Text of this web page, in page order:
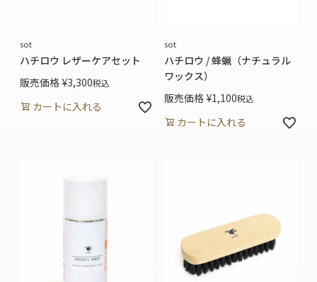
sot
ハチロウ レザーケアセット
販売価格 ¥3,300税込
カートに入れる
sot
ハチロウ / 蜂蝋（ナチュラル
ワックス）
販売価格 ¥1,100税込
カートに入れる